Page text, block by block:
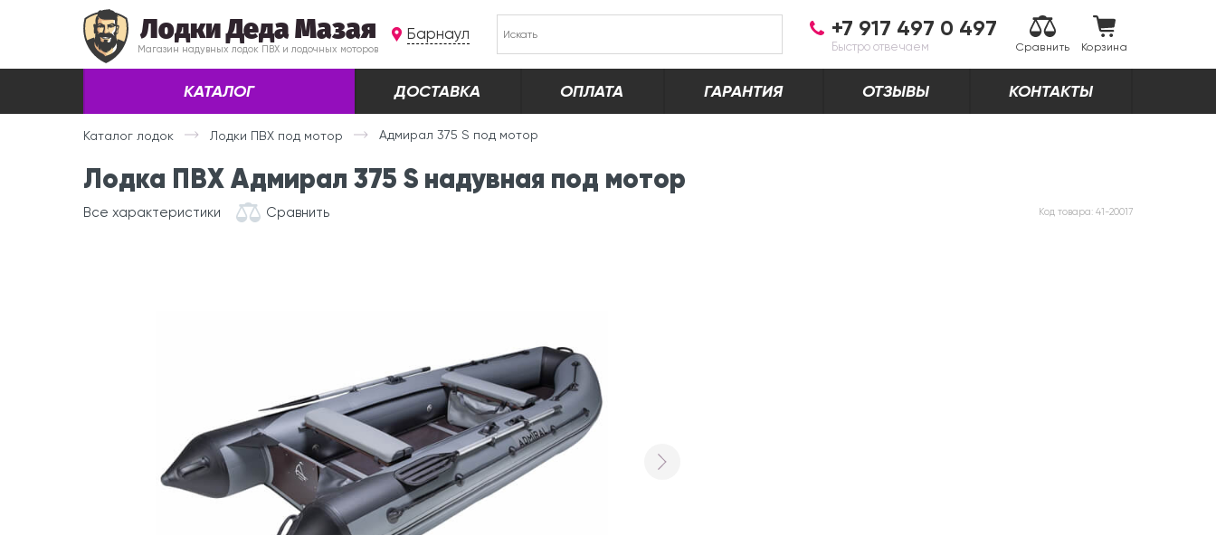
Лодки Деда Мазая
Магазин надувных лодок ПВХ и лодочных моторов
Барнаул +7 917 497 0 497
Быстро отвечаем Сравнить Корзина
КАТАЛОГ ДОСТАВКА ОПЛАТА ГАРАНТИЯ ОТЗЫВЫ КОНТАКТЫ
Каталог лодок Лодки ПВХ под мотор Адмирал 375 S под мотор
Лодка ПВХ Адмирал 375 S надувная под мотор
Все характеристики Сравнить Код товара: 41-20017